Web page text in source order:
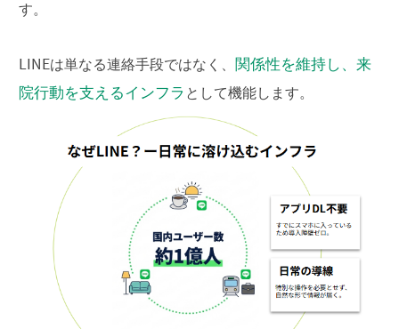
す。
LINEは単なる連絡手段ではなく、 関係性を維持し、来
院行動を支えるインフラ として機能します。